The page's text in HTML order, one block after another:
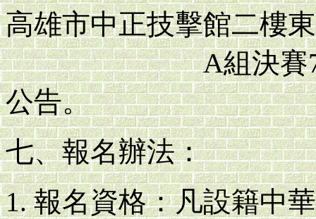
高雄市中正技擊館二樓
A組決賽7月9日
公告。
七、報名辦法：
報名資格：凡設籍中